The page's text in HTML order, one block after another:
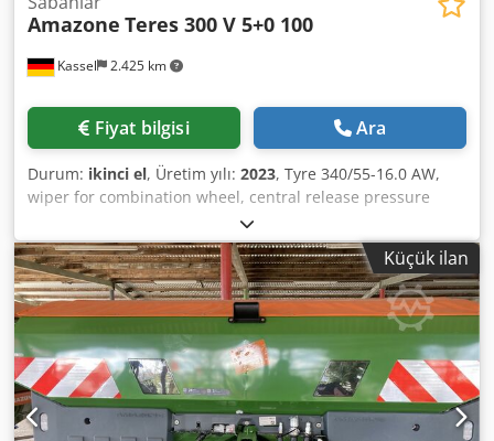
Kassel 2.425 km
Amazone Teres 300 V 5+0 100
Fiyat bilgisi Ara
Durum: ikinci el, Üretim yılı: 2023, Tyre 340/55-16.0 AW,
wiper for combination wheel, central release pressure
adjustment / plough body STU 40, share blade 430, heavy-
duty share point, disc coulter D 500, notched, 1 / notched,
prepared for lighting / Dcsdjt Eay Eopfx Actjk
Küçük ilan